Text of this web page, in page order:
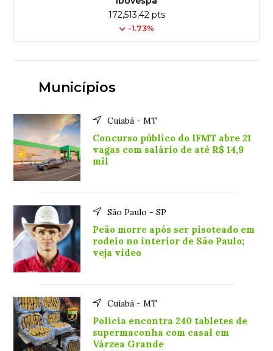
172,513,42 pts
-1.73%
Municípios
Cuiabá - MT
Concurso público do IFMT abre 21
vagas com salário de até R$ 14,9
mil
São Paulo - SP
Peão morre após ser pisoteado em
rodeio no interior de São Paulo;
veja video
Cuiabá - MT
Polícia encontra 240 tabletes de
supermaconha com casal em
Várzea Grande